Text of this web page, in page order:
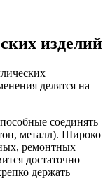
изделий
делятся на
соединять
металл). Широко
ремонтных
достаточно
держать